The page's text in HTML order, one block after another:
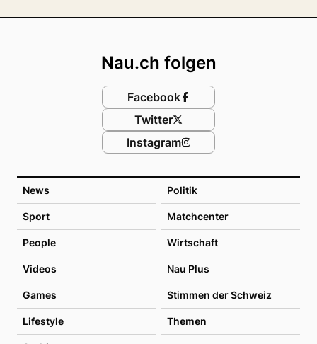
News Politik
Sport Matchcenter
People Wirtschaft
Videos Nau Plus
Games Stimmen der Schweiz
Lifestyle Themen
Nau.ch folgen
Facebook
Twitter
Instagram